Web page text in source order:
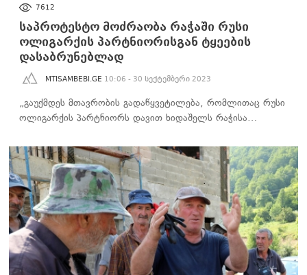
7612
საპროტესტო მოძრაობა რაჭაში რუსი
ოლიგარქის პარტნიორისგან ტყეების
დასაბრუნებლად
MTISAMBEBI.GE 10:06 - 30 სექტემბერი 2023
„გაუქმდეს მთავრობის გადაწყვეტილება, რომლითაც რუსი
ოლიგარქის პარტნიორს დავით ხიდაშელს რაჭისა…